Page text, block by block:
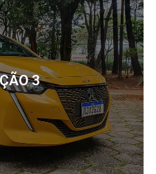
2
consectetur adipiscing elit
MAIS
3